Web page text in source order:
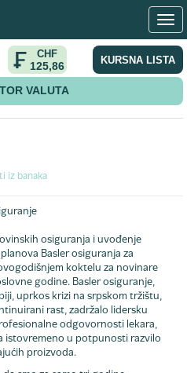
CHF
125,86 KURSNA LISTA
VALUTA
iz banaka
osiguranja i uvođenje
Basler osiguranja za
koktelu za novinare
godine. Basler osiguranje,
uprkos krizi na srpskom tržištu,
rast, zadržalo lidersku
odgovornosti lekara,
istovremeno u potpunosti razvilo
proizvoda.